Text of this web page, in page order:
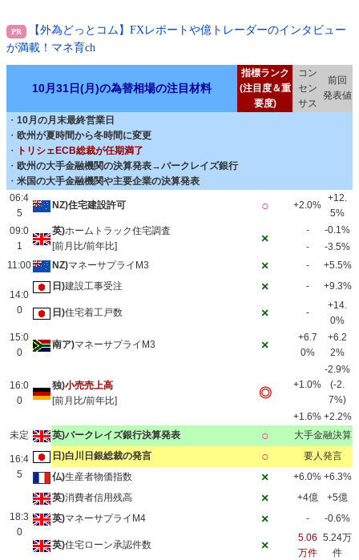
【外為どっとコム】FXレポートや億トレーダーのインタビュー
が満載！マネ育ch
10月31日(月)の為替相場の注目材料
指標ランク
(注目度＆重
要度)
コン
セン
サス
前回
発表値
・ 10月の月末最終営業日
・ 欧州が夏時間から冬時間に変更
・
トリシェECB総裁が任期満了
・ 欧州の大手金融機関の決算発表→バークレイズ銀行
・ 米国の大手金融機関や主要企業の決算発表
06:4
5
NZ)住宅建設許可 ○ +2.0%
+12.
5%
09:0
1
英)ホームトラック住宅調査
[前月比/前年比]
×
-
-0.1%
-
-3.5%
11:00
NZ)マネーサプライM3 × - +5.5%
14:0
0
日)建設工事受注 × - +9.3%
日)住宅着工戸数 × -
+14.
0%
15:0
0
南ア)マネーサプライM3 ×
+6.7
0%
+6.2
2%
16:0
0
独)小売売上高
[前月比/前年比]
◎
+1.0%
-2.9%
(-2.
7%)
+1.6% +2.2%
未定
英)バークレイズ銀行決算発表 ○ 大手金融決算
16:4
5
日)白川日銀総裁の発言 ○
要人発言
仏)生産者物価指数 × +6.0% +6.3%
18:3
0
英)消費者信用残高 × +4億
+5億
英)マネーサプライM4 × - -0.6%
英)住宅ローン承認件数 ×
5.06
万件
5.24万
件